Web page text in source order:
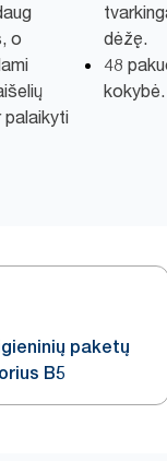
o
palaikyti
dėžę.
48
paketų
B5